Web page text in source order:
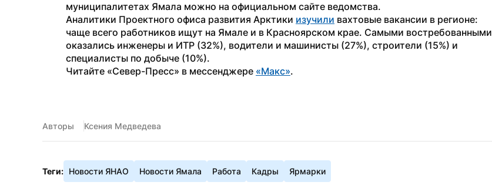
муниципалитетах Ямала можно на официальном сайте ведомства.
Аналитики Проектного офиса развития Арктики изучили вахтовые вакансии в регионе:
чаще всего работников ищут на Ямале и в Красноярском крае. Самыми востребованными
оказались инженеры и ИТР (32%), водители и машинисты (27%), строители (15%) и
специалисты по добыче (10%).
Читайте «Север-Пресс» в мессенджере «Макс».
Авторы Ксения Медведева
Теги: Новости ЯНАО Новости Ямала Работа Кадры Ярмарки